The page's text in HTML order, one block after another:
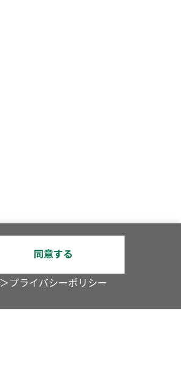
同意する
＞プライバシーポリシー